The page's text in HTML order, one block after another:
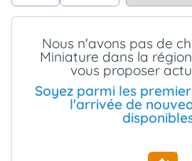
Assurances
ConnexionNous n'avons pas de
Miniature dans la
vous proposer
Soyez parmi les
l'arrivée de